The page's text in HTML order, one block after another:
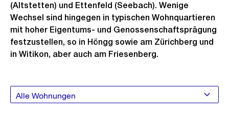
(Altstetten) und Ettenfeld (Seebach). Wenige
Wechsel sind hingegen in typischen Wohnquartieren
mit hoher Eigentums- und Genossenschaftsprägung
festzustellen, so in Höngg sowie am Zürichberg und
in Witikon, aber auch am Friesenberg.